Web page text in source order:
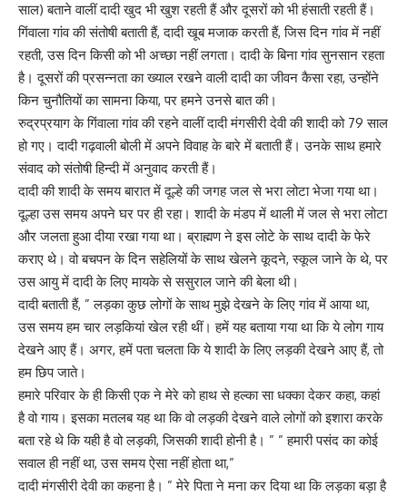
साल) बताने वालीं दादी खुद भी खुश रहती हैं और दूसरों को भी हंसाती रहती हैं।
गिंवाला गांव की संतोषी बताती हैं, दादी खूब मजाक करती हैं, जिस दिन गांव में नहीं
रहती, उस दिन किसी को भी अच्छा नहीं लगता। दादी के बिना गांव सुनसान रहता
है। दूसरों की प्रसन्नता का ख्याल रखने वाली दादी का जीवन कैसा रहा, उन्होंने
किन चुनौतियों का सामना किया, पर हमने उनसे बात की।
रुद्रप्रयाग के गिंवाला गांव की रहने वालीं दादी मंगसीरी देवी की शादी को 79 साल
हो गए। दादी गढ़वाली बोली में अपने विवाह के बारे में बताती हैं। उनके साथ हमारे
संवाद को संतोषी हिन्दी में अनुवाद करती हैं।
दादी की शादी के समय बारात में दूल्हे की जगह जल से भरा लोटा भेजा गया था।
दूल्हा उस समय अपने घर पर ही रहा। शादी के मंडप में थाली में जल से भरा लोटा
और जलता हुआ दीया रखा गया था। ब्राह्मण ने इस लोटे के साथ दादी के फेरे
कराए थे। वो बचपन के दिन सहेलियों के साथ खेलने कूदने, स्कूल जाने के थे, पर
उस आयु में दादी के लिए मायके से ससुराल जाने की बेला थी।
दादी बताती हैं, ” लड़का कुछ लोगों के साथ मुझे देखने के लिए गांव में आया था,
उस समय हम चार लड़कियां खेल रही थीं। हमें यह बताया गया था कि ये लोग गाय
देखने आए हैं। अगर, हमें पता चलता कि ये शादी के लिए लड़की देखने आए हैं, तो
हम छिप जाते।
हमारे परिवार के ही किसी एक ने मेरे को हाथ से हल्का सा धक्का देकर कहा, कहां
है वो गाय। इसका मतलब यह था कि वो लड़की देखने वाले लोगों को इशारा करके
बता रहे थे कि यही है वो लड़की, जिसकी शादी होनी है। ” ” हमारी पसंद का कोई
सवाल ही नहीं था, उस समय ऐसा नहीं होता था,”
दादी मंगसीरी देवी का कहना है। ” मेरे पिता ने मना कर दिया था कि लड़का बड़ा है